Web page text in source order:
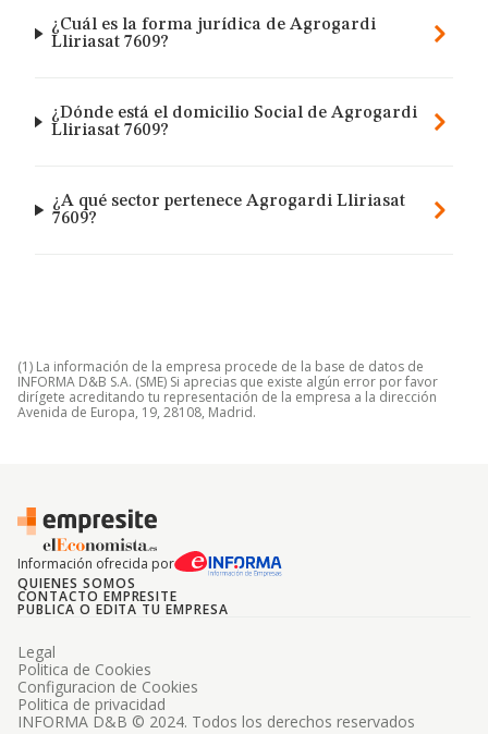
¿Cuál es la forma jurídica de Agrogardi
Lliriasat 7609?
¿Dónde está el domicilio Social de Agrogardi
Lliriasat 7609?
¿A qué sector pertenece Agrogardi Lliriasat
7609?
(1) La información de la empresa procede de la base de datos de
INFORMA D&B S.A. (SME) Si aprecias que existe algún error por favor
dirígete acreditando tu representación de la empresa a la dirección
Avenida de Europa, 19, 28108, Madrid.
Información ofrecida por
QUIENES SOMOS
CONTACTO EMPRESITE
PUBLICA O EDITA TU EMPRESA
INFORMA D&B © 2024. Todos los derechos reservados
Legal
Politica de Cookies
Configuracion de Cookies
Politica de privacidad